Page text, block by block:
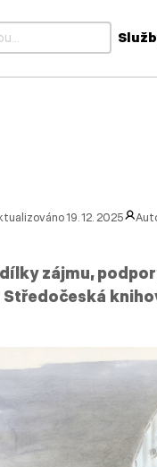
19. 12. 2025
zájmu,
Středočeská